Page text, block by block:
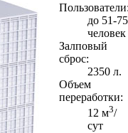
до 51-75
человек
Залповый
сброс:
2350 л.
Объем
переработки:
12 м3/
сут